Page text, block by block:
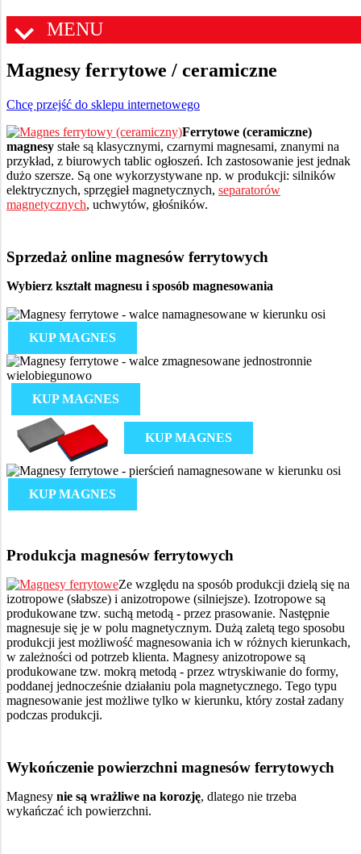
MENU
Magnesy ferrytowe / ceramiczne
Chcę przejść do sklepu internetowego
Ferrytowe (ceramiczne)
magnesy stałe są klasycznymi, czarnymi magnesami, znanymi na
przykład, z biurowych tablic ogłoszeń. Ich zastosowanie jest jednak
dużo szersze. Są one wykorzystywane np. w produkcji: silników
elektrycznych, sprzęgieł magnetycznych, separatorów
magnetycznych, uchwytów, głośników.
Sprzedaż online magnesów ferrytowych
Wybierz kształt magnesu i sposób magnesowania
KUP MAGNES
KUP MAGNES
KUP MAGNES
KUP MAGNES
Produkcja magnesów ferrytowych
Ze względu na sposób produkcji dzielą się na
izotropowe (słabsze) i anizotropowe (silniejsze). Izotropowe są
produkowane tzw. suchą metodą - przez prasowanie. Następnie
magnesuje się je w polu magnetycznym. Dużą zaletą tego sposobu
produkcji jest możliwość magnesowania ich w różnych kierunkach,
w zależności od potrzeb klienta. Magnesy anizotropowe są
produkowane tzw. mokrą metodą - przez wtryskiwanie do formy,
poddanej jednocześnie działaniu pola magnetycznego. Tego typu
magnesowanie jest możliwe tylko w kierunku, który został zadany
podczas produkcji.
Wykończenie powierzchni magnesów ferrytowych
Magnesy nie są wrażliwe na korozję, dlatego nie trzeba
wykańczać ich powierzchni.